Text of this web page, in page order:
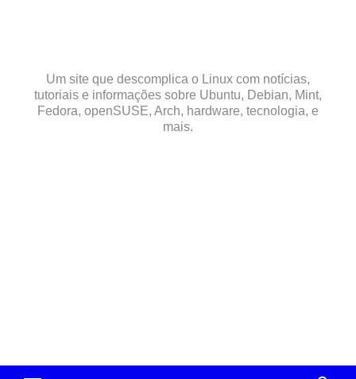
Um site que descomplica o Linux com notícias,
tutoriais e informações sobre Ubuntu, Debian, Mint,
Fedora, openSUSE, Arch, hardware, tecnologia, e
mais.